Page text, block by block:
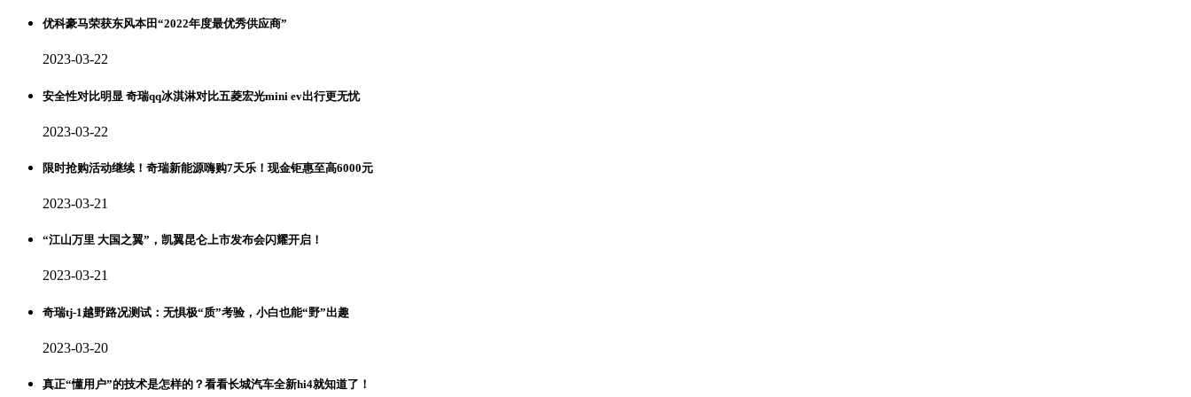
优科豪马荣获东风本田“2022年度最优秀供应商”
2023-03-22
安全性对比明显 奇瑞qq冰淇淋对比五菱宏光mini ev出行更无忧
2023-03-22
限时抢购活动继续！奇瑞新能源嗨购7天乐！现金钜惠至高6000元
2023-03-21
“江山万里 大国之翼”，凯翼昆仑上市发布会闪耀开启！
2023-03-21
奇瑞tj-1越野路况测试：无惧极“质”考验，小白也能“野”出趣
2023-03-20
真正“懂用户”的技术是怎样的？看看长城汽车全新hi4就知道了！